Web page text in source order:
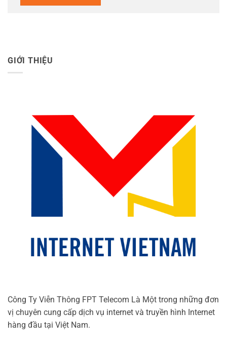
GIỚI THIỆU
Công Ty Viễn Thông FPT Telecom Là Một trong những đơn
vị chuyên cung cấp dịch vụ internet và truyền hình Internet
hàng đầu tại Việt Nam.